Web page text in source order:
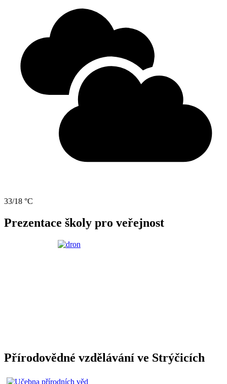
33/18 °C
Prezentace školy pro veřejnost
Přírodovědné vzdělávání ve Strýčicích